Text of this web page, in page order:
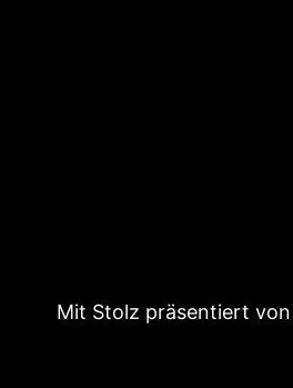
Mit Stolz präsentiert